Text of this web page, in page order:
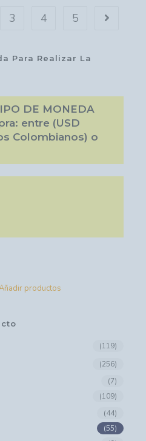
3 4 5
Para Realizar La
DE MONEDA
entre (USD
Colombianos) o
productos
(119)
(256)
(7)
(109)
(44)
(55)